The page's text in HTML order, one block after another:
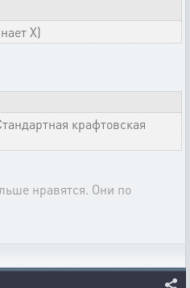
Х)
крафтовская
нравятся. Они по